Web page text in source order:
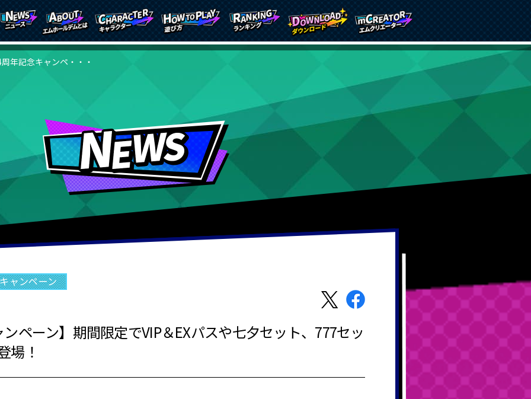
年記念キャンペ・・・
キャンペーン
ペーン】期間限定でVIP＆EXパスや七夕セット、777セッ
場！